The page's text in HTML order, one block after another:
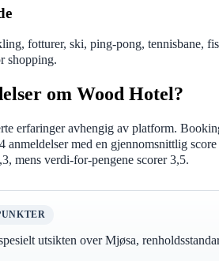
fotturer, ski, ping-pong, tennisbane,
shopping.
om Wood Hotel?
erfaringer avhengig av platform.
anmeldelser med en gjennomsnittlig
mens verdi-for-pengene scorer 3,5.
utsikten over Mjøsa,